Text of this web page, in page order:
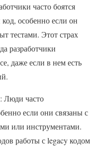
часто боятся
особенно если он
тестами. Этот страх
разработчики
даже если в нем есть
: Люди часто
если они связаны с
или инструментами.
работы с legacy кодом